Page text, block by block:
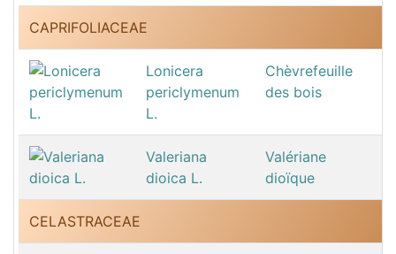
CAPRIFOLIACEAE
Lonicera
periclymenum
L.
Chèvrefeuille
des bois
Valeriana
dioica L.
Valériane
dioïque
CELASTRACEAE